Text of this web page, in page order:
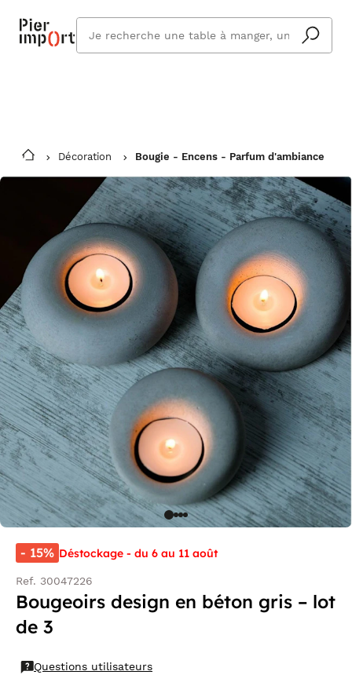
Vous êtes absent ? Pier Import s'adapte
et vous livre à votre retour.
En savoir plus
cherchez
vous ?
Décoration Bougie - Encens - Parfum d'ambiance
- 15% Déstockage - du 6 au 11 août
Ref. 30047226
Bougeoirs design en béton gris – lot
de 3
Questions utilisateurs